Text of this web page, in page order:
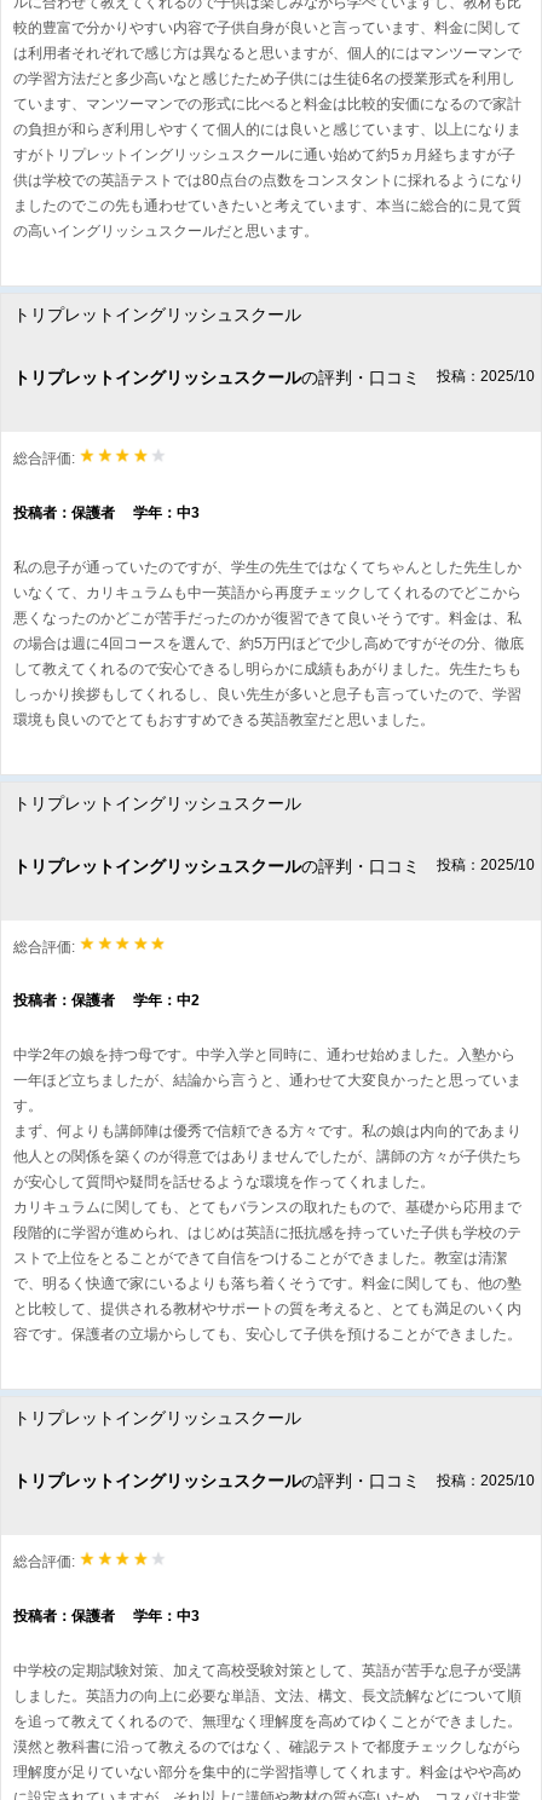
較的豊富で分かりやすい内容で子供自身が良いと言っています、料金に関して
は利用者それぞれで感じ方は異なると思いますが、個人的にはマンツーマンで
の学習方法だと多少高いなと感じたため子供には生徒6名の授業形式を利用し
ています、マンツーマンでの形式に比べると料金は比較的安価になるので家計
の負担が和らぎ利用しやすくて個人的には良いと感じています、以上になりま
すがトリプレットイングリッシュスクールに通い始めて約5ヵ月経ちますが子
供は学校での英語テストでは80点台の点数をコンスタントに採れるようになり
ましたのでこの先も通わせていきたいと考えています、本当に総合的に見て質
の高いイングリッシュスクールだと思います。
トリプレットイングリッシュスクール
トリプレットイングリッシュスクールの評判・口コミ 投稿：2025/10
総合評価:
投稿者：保護者 学年：中3
私の息子が通っていたのですが、学生の先生ではなくてちゃんとした先生しか
いなくて、カリキュラムも中一英語から再度チェックしてくれるのでどこから
悪くなったのかどこが苦手だったのかが復習できて良いそうです。料金は、私
の場合は週に4回コースを選んで、約5万円ほどで少し高めですがその分、徹底
して教えてくれるので安心できるし明らかに成績もあがりました。先生たちも
しっかり挨拶もしてくれるし、良い先生が多いと息子も言っていたので、学習
環境も良いのでとてもおすすめできる英語教室だと思いました。
トリプレットイングリッシュスクール
トリプレットイングリッシュスクールの評判・口コミ 投稿：2025/10
総合評価:
投稿者：保護者 学年：中2
中学2年の娘を持つ母です。中学入学と同時に、通わせ始めました。入塾から
一年ほど立ちましたが、結論から言うと、通わせて大変良かったと思っていま
す。
まず、何よりも講師陣は優秀で信頼できる方々です。私の娘は内向的であまり
他人との関係を築くのが得意ではありませんでしたが、講師の方々が子供たち
が安心して質問や疑問を話せるような環境を作ってくれました。
カリキュラムに関しても、とてもバランスの取れたもので、基礎から応用まで
段階的に学習が進められ、はじめは英語に抵抗感を持っていた子供も学校のテ
ストで上位をとることができて自信をつけることができました。教室は清潔
で、明るく快適で家にいるよりも落ち着くそうです。料金に関しても、他の塾
と比較して、提供される教材やサポートの質を考えると、とても満足のいく内
容です。保護者の立場からしても、安心して子供を預けることができました。
トリプレットイングリッシュスクール
トリプレットイングリッシュスクールの評判・口コミ 投稿：2025/10
総合評価:
投稿者：保護者 学年：中3
中学校の定期試験対策、加えて高校受験対策として、英語が苦手な息子が受講
しました。英語力の向上に必要な単語、文法、構文、長文読解などについて順
を追って教えてくれるので、無理なく理解度を高めてゆくことができました。
漠然と教科書に沿って教えるのではなく、確認テストで都度チェックしながら
理解度が足りていない部分を集中的に学習指導してくれます。料金はやや高め